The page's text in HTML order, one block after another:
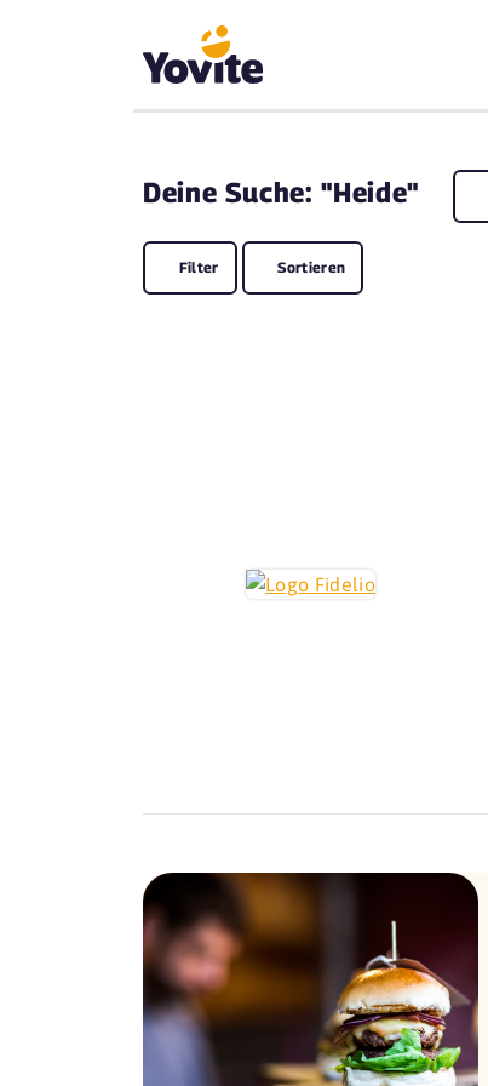
Deine Suche: "Heide"
Filter Sortieren